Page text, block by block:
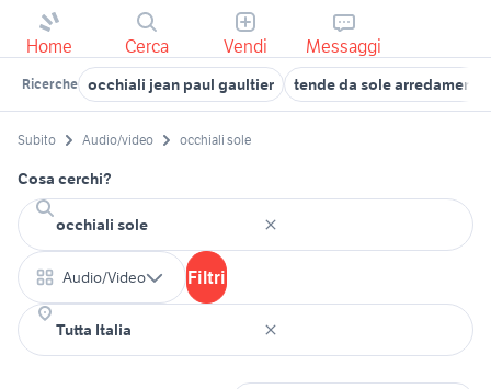
Home Cerca Vendi Messaggi
Ricerche occhiali jean paul gaultier tende da sole
Subito Audio/video occhiali sole
Cosa cerchi?
Audio/Video Filtri